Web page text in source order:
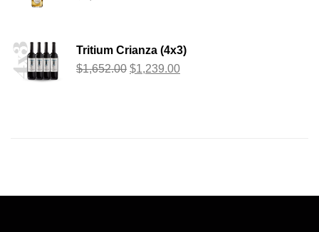
Tritium Crianza (4x3)
$1,652.00 $1,239.00